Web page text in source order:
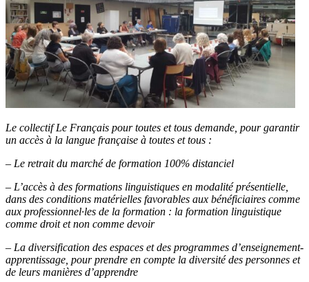
Le collectif Le Français pour toutes et tous demande, pour garantir
un accès à la langue française à toutes et tous :
– Le retrait du marché de formation 100% distanciel
– L’accès à des formations linguistiques en modalité présentielle,
dans des conditions matérielles favorables aux bénéficiaires comme
aux professionnel·les de la formation : la formation linguistique
comme droit et non comme devoir
– La diversification des espaces et des programmes d’enseignement-
apprentissage, pour prendre en compte la diversité des personnes et
de leurs manières d’apprendre